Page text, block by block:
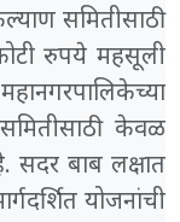
समितीसाठी
रुपये महसूली
केवळ
सदर बाब लक्षात
योजनांची